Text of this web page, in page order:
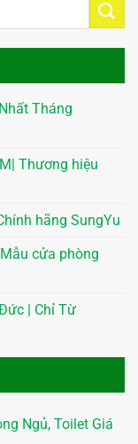
Tháng
Thương hiệu
hãng SungYu
cửa phòng
| Chỉ Từ
Ngủ, Toilet Giá